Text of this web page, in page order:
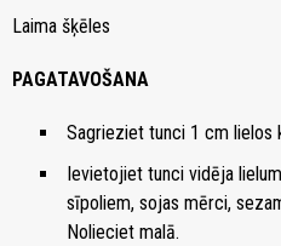
Laima šķēles
PAGATAVOŠANA
Sagrieziet tunci 1 cm lielos
Ievietojiet tunci vidēja
sīpoliem, sojas mērci,
Nolieciet malā.